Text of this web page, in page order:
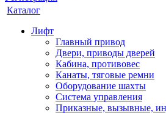
Каталог
Лифт
Главный привод
Двери, приводы дверей
Кабина, противовес
Канаты, тяговые ремни
Оборудование шахты
Система управления
Приказные, вызывные,